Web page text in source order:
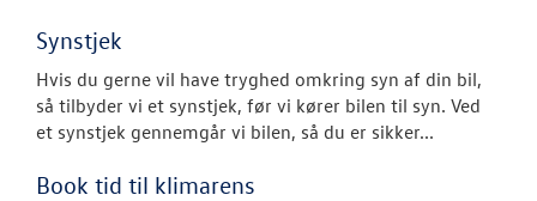
Synstjek
Hvis du gerne vil have tryghed omkring syn af din bil,
så tilbyder vi et synstjek, før vi kører bilen til syn. Ved
et synstjek gennemgår vi bilen, så du er sikker...
Book tid til klimarens